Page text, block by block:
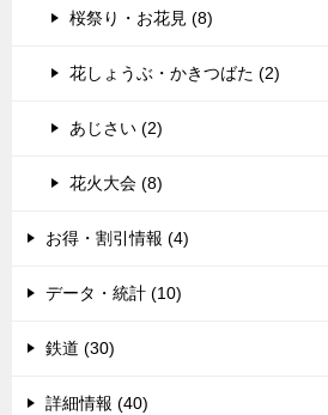
桜祭り・お花見 (8)
花しょうぶ・かきつばた (2)
あじさい (2)
花火大会 (8)
お得・割引情報 (4)
データ・統計 (10)
鉄道 (30)
詳細情報 (40)